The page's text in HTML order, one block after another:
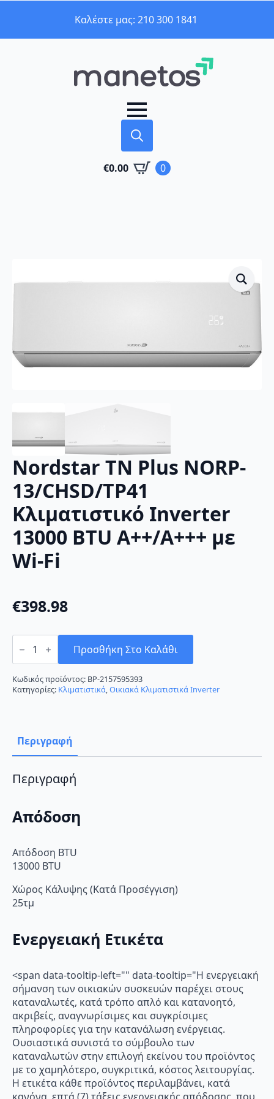
Καλέστε μας: 210 300 1841
for:
€0.00 0
Nordstar TN Plus NORP-
13/CHSD/TP41
Κλιματιστικό Inverter
13000 BTU A++/A+++ με
Wi-Fi
€398.98
Nordstar
TN
NORP-
13/CHSD/TP41
Κλιματιστικό
Inverter
με
Wi-
Fi
Προσθήκη Στο Καλάθι
Κωδικός προϊόντος: BP-2157595393
Κατηγορίες: Κλιματιστικά,Οικιακά Κλιματιστικά Inverter
Περιγραφή
Περιγραφή
Απόδοση
Απόδοση BTU
13000 BTU
Χώρος Κάλυψης (Κατά Προσέγγιση)
25τμ
Ενεργειακή Ετικέτα
<span data-tooltip-left="" data-tooltip="Η ενεργειακή
σήμανση των οικιακών συσκευών παρέχει στους
καταναλωτές, κατά τρόπο απλό και κατανοητό,
ακριβείς, αναγνωρίσιμες και συγκρίσιμες
πληροφορίες για την κατανάλωση ενέργειας.
Ουσιαστικά συνιστά το σύμβουλο των
καταναλωτών στην επιλογή εκείνου του προϊόντος
με το χαμηλότερο, συγκριτικά, κόστος λειτουργίας.
Η ετικέτα κάθε προϊόντος περιλαμβάνει, κατά